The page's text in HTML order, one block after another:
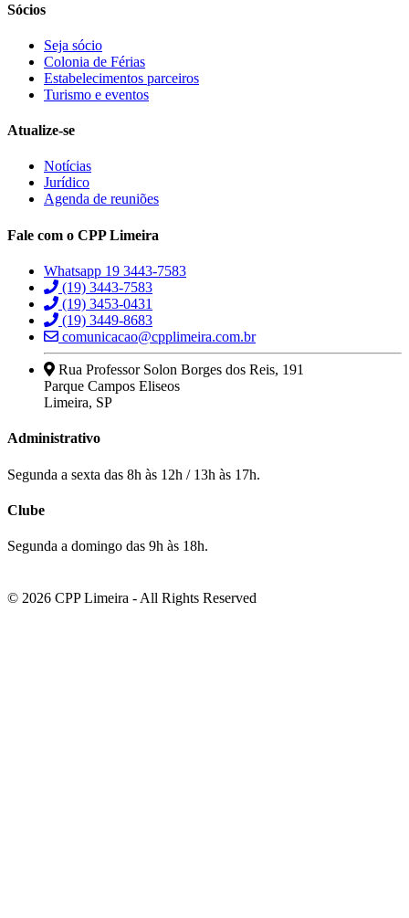
Sócios
Seja sócio
Colonia de Férias
Estabelecimentos parceiros
Turismo e eventos
Atualize-se
Notícias
Jurídico
Agenda de reuniões
Fale com o CPP Limeira
Whatsapp 19 3443-7583
(19) 3443-7583
(19) 3453-0431
(19) 3449-8683
comunicacao@cpplimeira.com.br
Rua Professor Solon Borges dos Reis, 191
Parque Campos Eliseos
Limeira, SP
Administrativo
Segunda a sexta das 8h às 12h / 13h às 17h.
Clube
Segunda a domingo das 9h às 18h.
© 2026 CPP Limeira - All Rights Reserved